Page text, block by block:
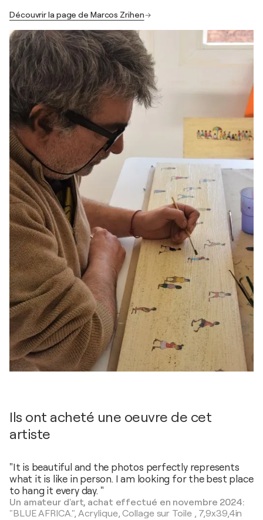
Découvrir la page de Marcos Zrihen
Ils ont acheté une oeuvre de cet
artiste
"It is beautiful and the photos perfectly represents
what it is like in person. I am looking for the best place
to hang it every day. "
Un amateur d'art, achat effectué en novembre 2024:
"BLUE AFRICA.",Acrylique, Collage sur Toile, 7,9x39,4in